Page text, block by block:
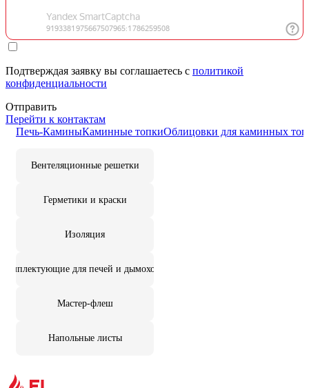
Подтверждая заявку вы соглашаетесь с политикой
конфиденциальности
Отправить
Перейти к контактам
Печь-КаминыКаминные топкиОблицовки для каминных
Вентеляционные решетки
Герметики и краски
Изоляция
Комплектующие для печей и дымоходов
Мастер-флеш
Напольные листы